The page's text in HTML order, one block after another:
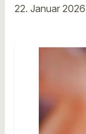
22. Januar 2026